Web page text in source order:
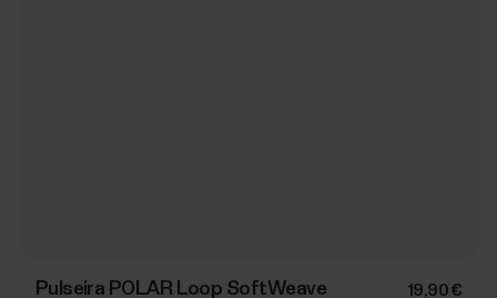
Pulseira POLAR Loop SoftWeave 19,90 €